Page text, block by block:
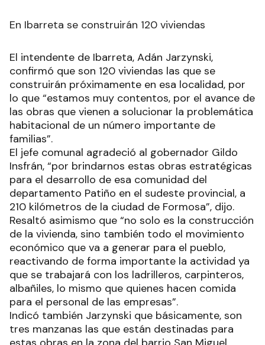
En Ibarreta se construirán 120 viviendas
El intendente de Ibarreta, Adán Jarzynski,
confirmó que son 120 viviendas las que se
construirán próximamente en esa localidad, por
lo que “estamos muy contentos, por el avance de
las obras que vienen a solucionar la problemática
habitacional de un número importante de
familias”.
El jefe comunal agradeció al gobernador Gildo
Insfrán, “por brindarnos estas obras estratégicas
para el desarrollo de esa comunidad del
departamento Patiño en el sudeste provincial, a
210 kilómetros de la ciudad de Formosa”, dijo.
Resaltó asimismo que “no solo es la construcción
de la vivienda, sino también todo el movimiento
económico que va a generar para el pueblo,
reactivando de forma importante la actividad ya
que se trabajará con los ladrilleros, carpinteros,
albañiles, lo mismo que quienes hacen comida
para el personal de las empresas”.
Indicó también Jarzynski que básicamente, son
tres manzanas las que están destinadas para